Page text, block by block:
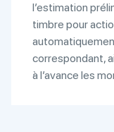
l’estimation
timbre pour
correspondant,
à l’avance les